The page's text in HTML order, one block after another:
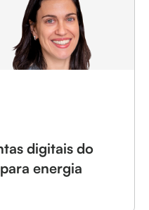
digitais do
energia